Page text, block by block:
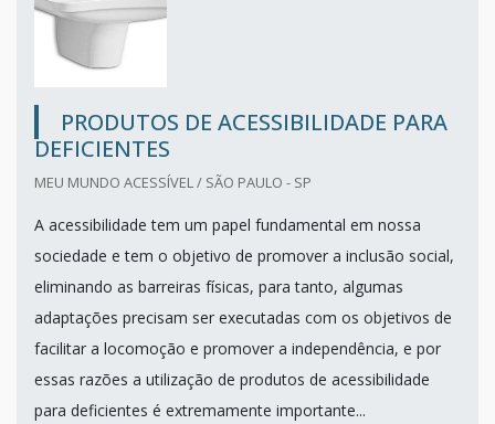
PRODUTOS DE ACESSIBILIDADE PARA
DEFICIENTES
MEU MUNDO ACESSÍVEL / SÃO PAULO - SP
A acessibilidade tem um papel fundamental em nossa
sociedade e tem o objetivo de promover a inclusão social,
eliminando as barreiras físicas, para tanto, algumas
adaptações precisam ser executadas com os objetivos de
facilitar a locomoção e promover a independência, e por
essas razões a utilização de produtos de acessibilidade
para deficientes é extremamente importante...